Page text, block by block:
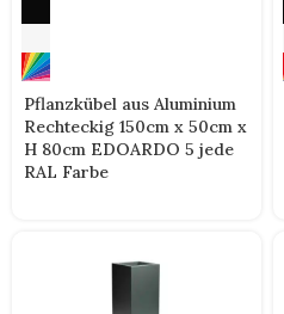
Pflanzkübel aus Aluminium
Rechteckig 150cm x 50cm x
H 80cm EDOARDO 5 jede
RAL Farbe